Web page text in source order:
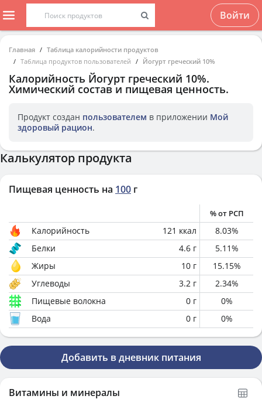
Войти
Главная
Таблица калорийности продуктов
Таблица продуктов пользователей
Йогурт греческий 10%
Калорийность Йогурт греческий 10%.
Химический состав и пищевая ценность.
Продукт создан пользователем в приложении Мой
здоровый рацион.
Калькулятор продукта
Пищевая ценность на 100 г
% от РСП
Калорийность 121 ккал 8.03%
Белки
4.6 г 5.11%
Жиры
10 г 15.15%
Углеводы
3.2 г 2.34%
Пищевые волокна
0 г 0%
Вода
0 г 0%
Добавить в дневник питания
Витамины и минералы